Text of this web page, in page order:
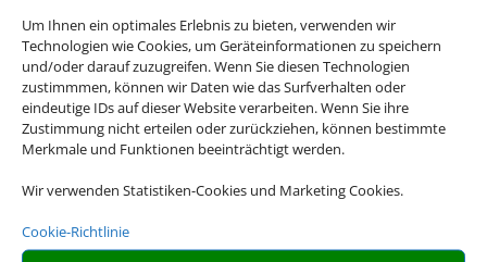
Um Ihnen ein optimales Erlebnis zu bieten, verwenden wir
Technologien wie Cookies, um Geräteinformationen zu speichern
und/oder darauf zuzugreifen. Wenn Sie diesen Technologien
zustimmmen, können wir Daten wie das Surfverhalten oder
eindeutige IDs auf dieser Website verarbeiten. Wenn Sie ihre
Zustimmung nicht erteilen oder zurückziehen, können bestimmte
Merkmale und Funktionen beeinträchtigt werden.
Wir verwenden Statistiken-Cookies und Marketing Cookies.
Cookie-Richtlinie